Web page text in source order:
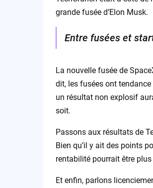
grande fusée d’Elon Musk.
Entre fusées et
La nouvelle fusée de
dit, les fusées ont tendance
un résultat non explosif
soit.
Passons aux résultats de
Bien qu’il y ait des points
rentabilité pourrait être
Et enfin, parlons